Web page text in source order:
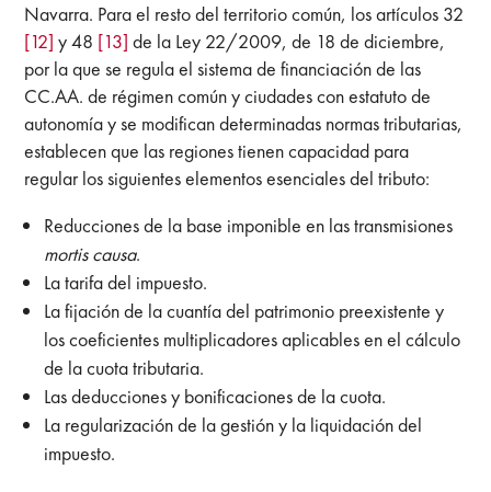
Navarra. Para el resto del territorio común, los artículos 32
[12] y 48 [13] de la Ley 22/2009, de 18 de diciembre,
por la que se regula el sistema de financiación de las
CC.AA. de régimen común y ciudades con estatuto de
autonomía y se modifican determinadas normas tributarias,
establecen que las regiones tienen capacidad para
regular los siguientes elementos esenciales del tributo:
Reducciones de la base imponible en las transmisiones
mortis causa.
La tarifa del impuesto.
La fijación de la cuantía del patrimonio preexistente y
los coeficientes multiplicadores aplicables en el cálculo
de la cuota tributaria.
Las deducciones y bonificaciones de la cuota.
La regularización de la gestión y la liquidación del
impuesto.